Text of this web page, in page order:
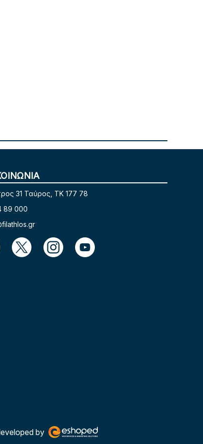
31 Ταύρος, TK 177 78
89 000
by